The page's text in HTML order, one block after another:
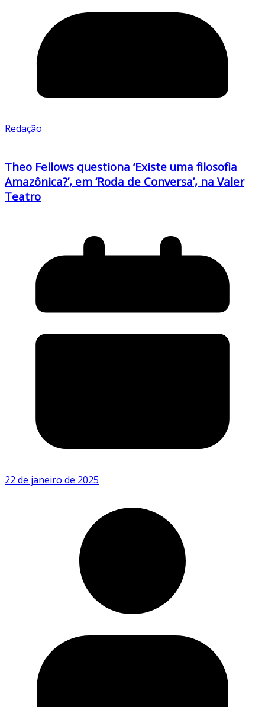
Redação
Theo Fellows questiona ‘Existe uma filosofia
Amazônica?’, em ‘Roda de Conversa’, na Valer
Teatro
22 de janeiro de 2025